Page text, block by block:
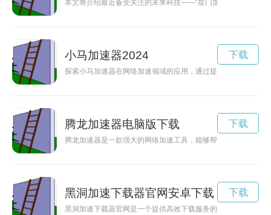
本文将介绍最近备受关注的未来科技——“星门加速器”，它是一
小马加速器2024
探索小马加速器在网络加速领域的应用，通过提升性能带来流畅
下载
腾龙加速器电脑版下载
腾龙加速器是一款强大的网络加速工具，能够帮助用户解决网
下载
黑洞加速下载器官网安卓下载
黑洞加速下载器官网是一个提供高效下载服务的科技产品网站
下载